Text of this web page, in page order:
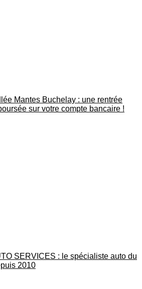
Mantes Buchelay : une rentrée
sur votre compte bancaire !
SERVICES : le spécialiste auto du
2010